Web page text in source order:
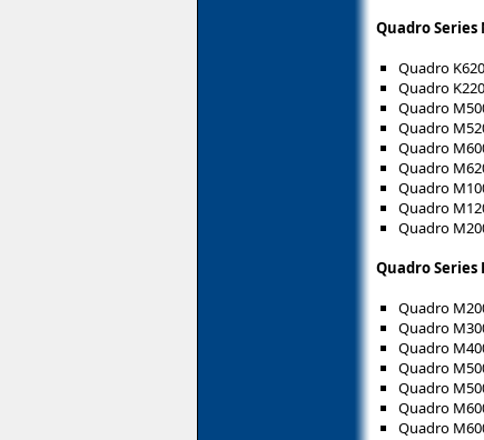
Quadro Series
Quadro
Quadro
Quadro
Quadro
Quadro
Quadro
Quadro
Quadro
Quadro
Quadro Series
Quadro
Quadro
Quadro
Quadro
Quadro
Quadro
Quadro